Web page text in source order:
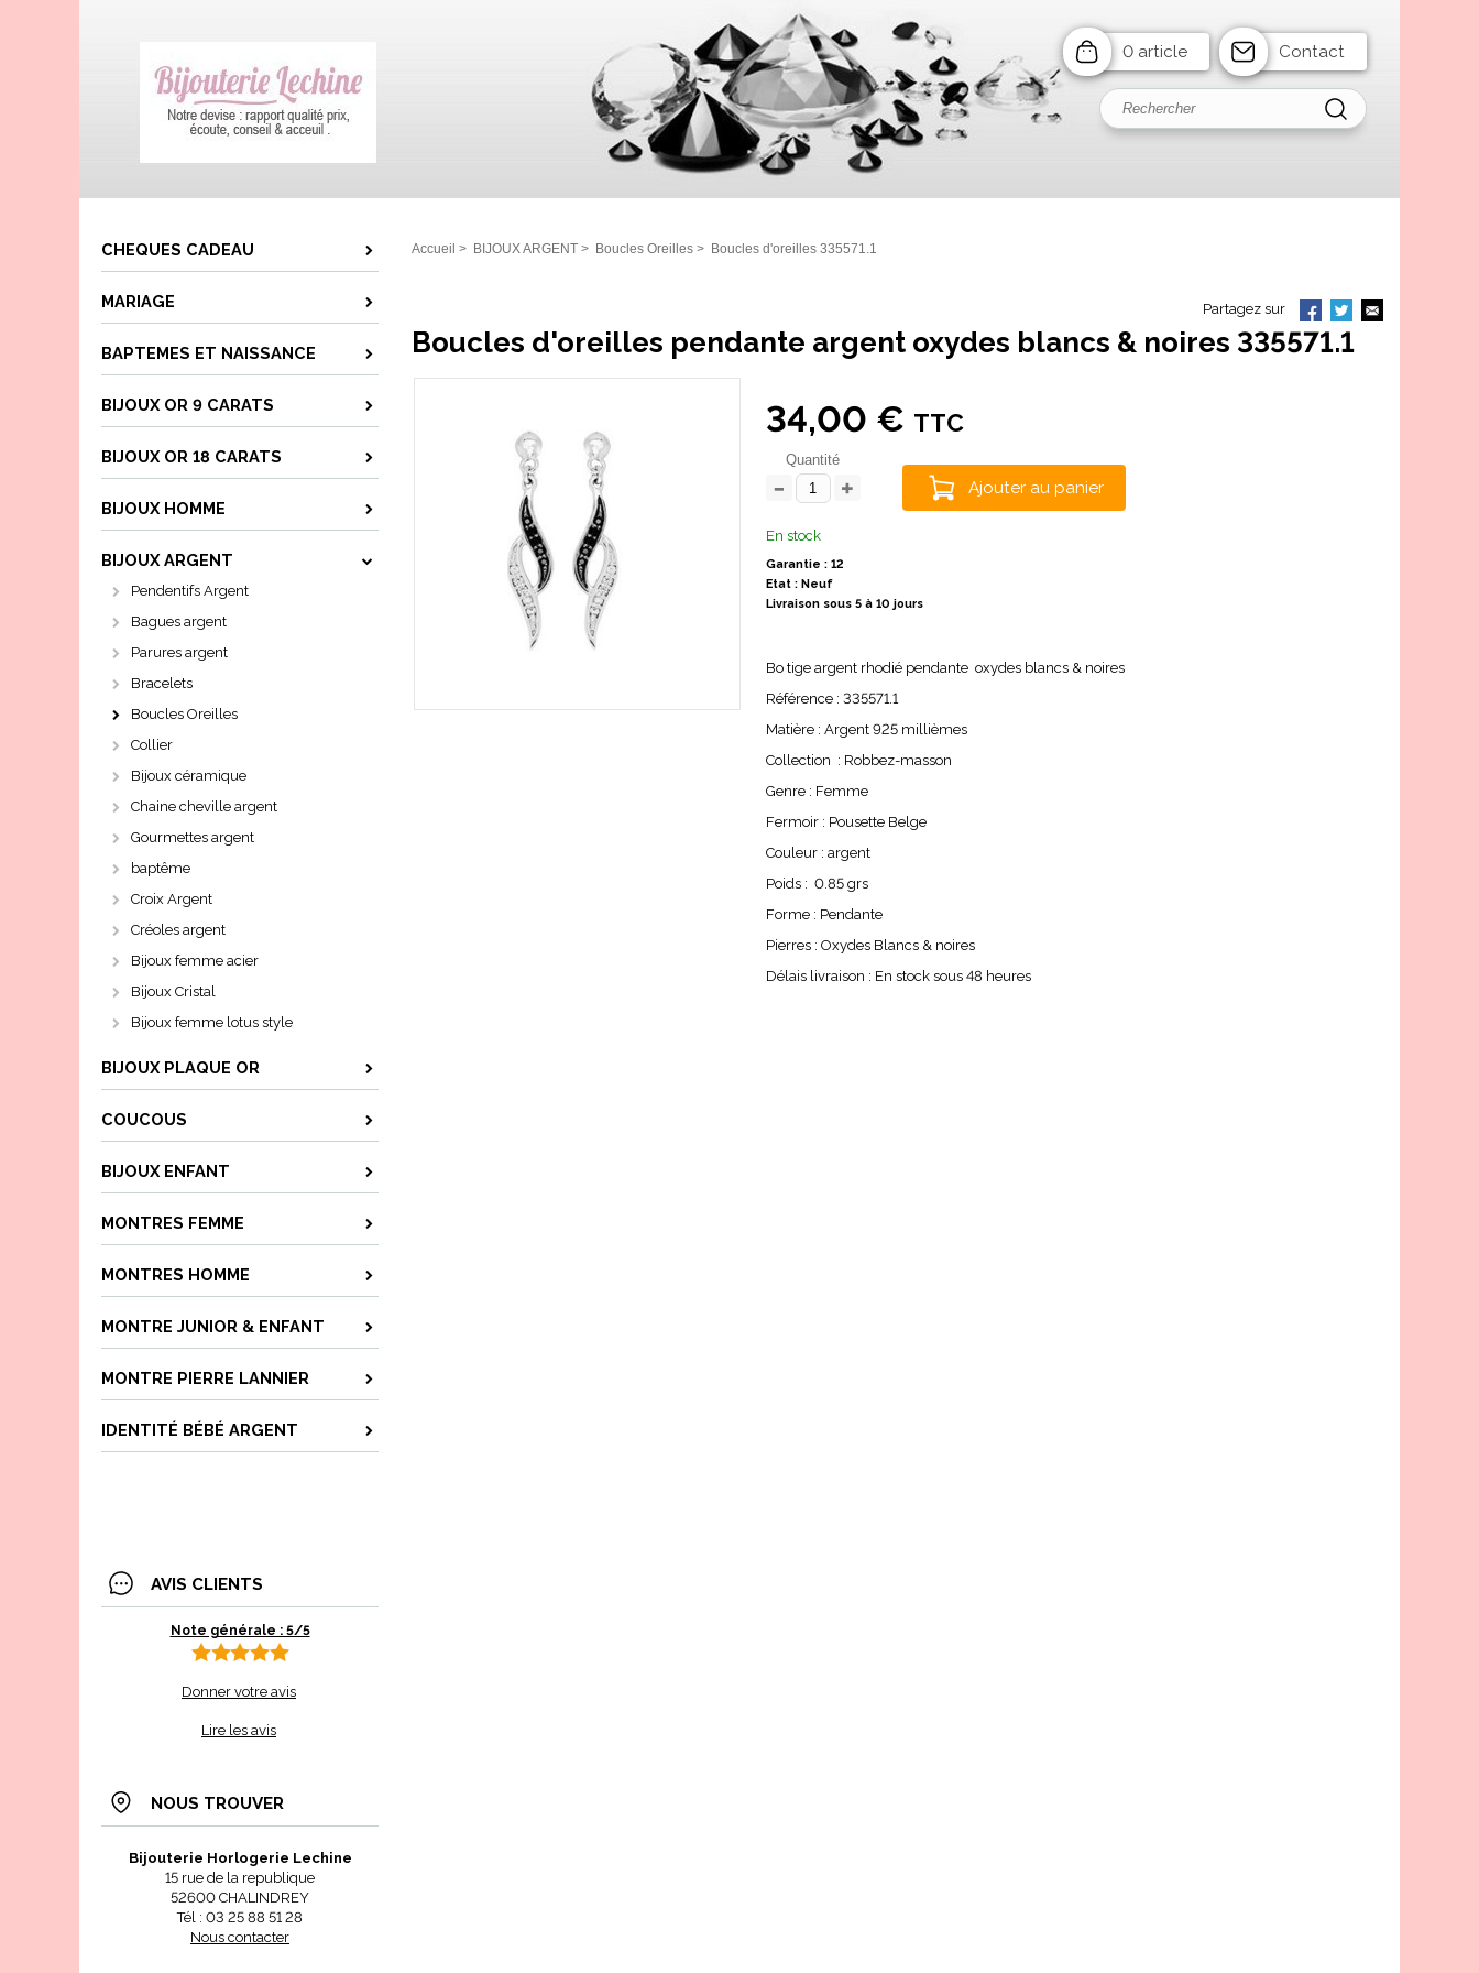
0 article Contact
CHEQUES CADEAU
MARIAGE
BAPTEMES ET NAISSANCE
BIJOUX OR 9 CARATS
BIJOUX OR 18 CARATS
BIJOUX HOMME
BIJOUX ARGENT
Pendentifs Argent
Bagues argent
Parures argent
Bracelets
Boucles Oreilles
Collier
Bijoux céramique
Chaine cheville argent
Gourmettes argent
baptême
Croix Argent
Créoles argent
Bijoux femme acier
Bijoux Cristal
Bijoux femme lotus style
BIJOUX PLAQUE OR
COUCOUS
BIJOUX ENFANT
MONTRES FEMME
MONTRES HOMME
MONTRE JUNIOR & ENFANT
MONTRE PIERRE LANNIER
IDENTITÉ BÉBÉ ARGENT
AVIS CLIENTS
Note générale : 5/5
Donner votre avis
Lire les avis
NOUS TROUVER
Bijouterie Horlogerie Lechine
15 rue de la republique
52600 CHALINDREY
Tél : 03 25 88 51 28
Nous contacter
Accueil > BIJOUX ARGENT > Boucles Oreilles > Boucles d'oreilles 335571.1
Partagez sur
Boucles d'oreilles pendante argent oxydes blancs & noires 335571.1
34,00 € TTC
Quantité
Ajouter au panier
En stock
Garantie : 12
Etat : Neuf
Livraison sous 5 à 10 jours
Bo tige argent rhodié pendante oxydes blancs & noires
Référence : 335571.1
Matière : Argent 925 millièmes
Collection : Robbez-masson
Genre : Femme
Fermoir : Pousette Belge
Couleur : argent
Poids : 0.85 grs
Forme : Pendante
Pierres : Oxydes Blancs & noires
Délais livraison : En stock sous 48 heures